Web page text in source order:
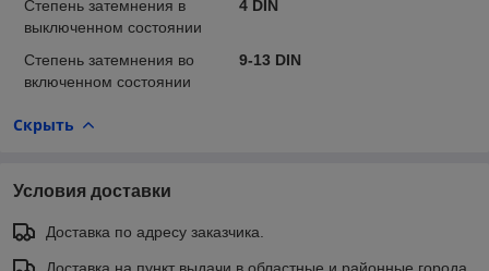
Степень затемнения в
выключенном состоянии
4 DIN
Степень затемнения во
включенном состоянии
9-13 DIN
Скрыть
Условия доставки
Доставка по адресу заказчика.
Доставка на пункт выдачи в областные и районные города.